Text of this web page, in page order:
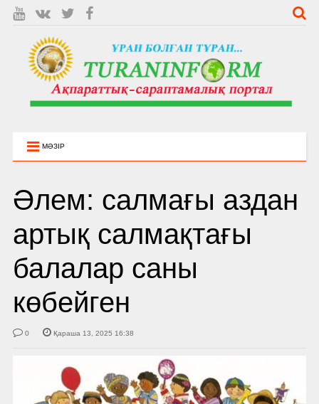
МӘЗІР
Әлем: салмағы аздан
артық салмақтағы
балалар саны
көбейген
0 Қараша 13, 2025 16:38